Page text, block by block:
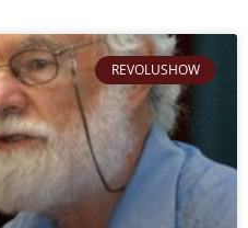
REVOLUSHOW